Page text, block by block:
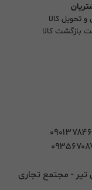
تحویل کالا
تیر - مجتمع تجاری